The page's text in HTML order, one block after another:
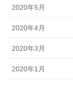
2020年5月
2020年4月
2020年3月
2020年1月